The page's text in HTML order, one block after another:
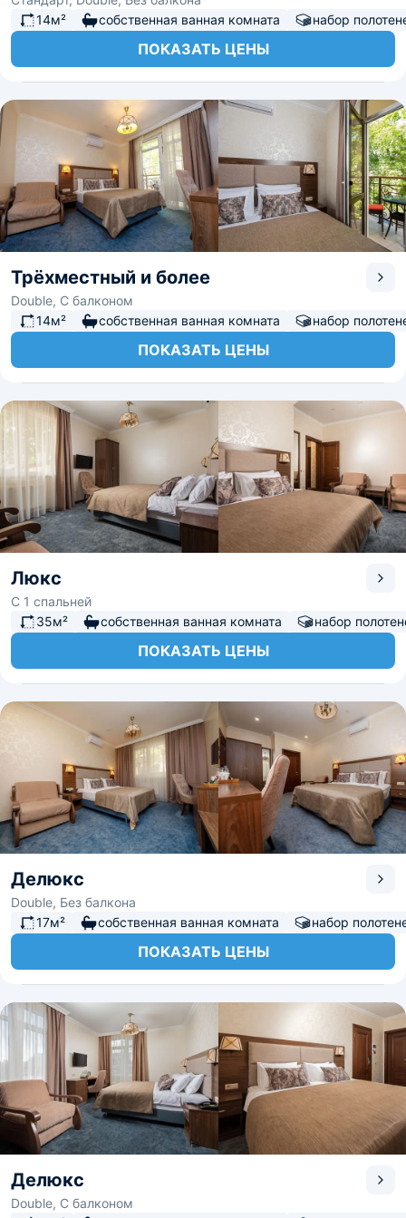
14м²
собственная ванная комната набор
ПОКАЗАТЬ ЦЕНЫ
Трёхместный и более
Double, С балконом
14м²
собственная ванная комната набор
ПОКАЗАТЬ ЦЕНЫ
Люкс
С 1 спальней
35м²
собственная ванная комната набор
ПОКАЗАТЬ ЦЕНЫ
Делюкс
Double, Без балкона
17м²
собственная ванная комната набор
ПОКАЗАТЬ ЦЕНЫ
Делюкс
Double, С балконом